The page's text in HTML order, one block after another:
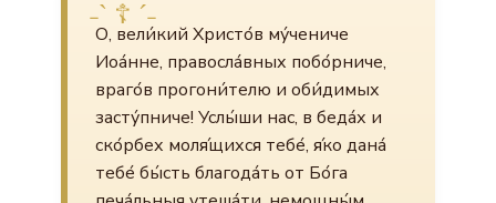
О, вели́кий Христо́в му́чениче
Иоа́нне, правосла́вных побо́рниче,
враго́в прогони́телю и оби́димых
засту́пниче! Услы́ши нас, в беда́х и
ско́рбех моля́щихся тебе́, я́ко дана́
тебе́ бы́сть благода́ть от Бо́га